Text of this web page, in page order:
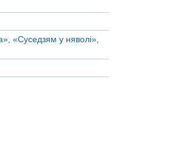
«Суседзям у няволі»,